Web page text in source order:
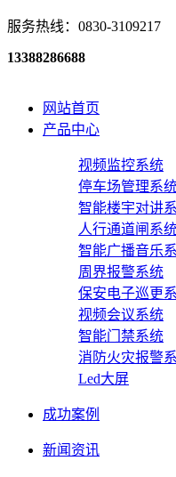
服务热线：0830-3109217
13388286688
网站首页
产品中心
视频监控系统
停车场管理系
智能楼宇对讲
人行通道闸系
智能广播音乐
周界报警系统
保安电子巡更
视频会议系统
智能门禁系统
消防火灾报警
Led大屏
成功案例
新闻资讯